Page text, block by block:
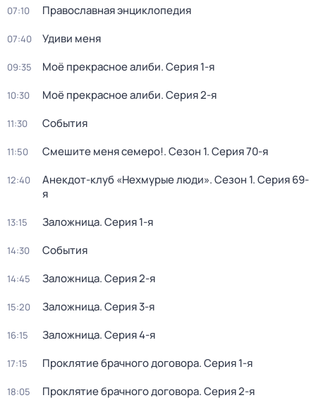
07:10 Православная энциклопедия
07:40 Удиви меня
09:35 Моё прекрасное алиби. Серия 1-я
10:30 Моё прекрасное алиби. Серия 2-я
11:30 События
11:50 Смешите меня семеро!. Сезон 1. Серия 70-я
12:40 Анекдот-клуб «Нехмурые люди». Сезон 1. Серия 69-
я
13:15 Заложница. Серия 1-я
14:30 События
14:45 Заложница. Серия 2-я
15:20 Заложница. Серия 3-я
16:15 Заложница. Серия 4-я
17:15 Проклятие брачного договора. Серия 1-я
18:05 Проклятие брачного договора. Серия 2-я